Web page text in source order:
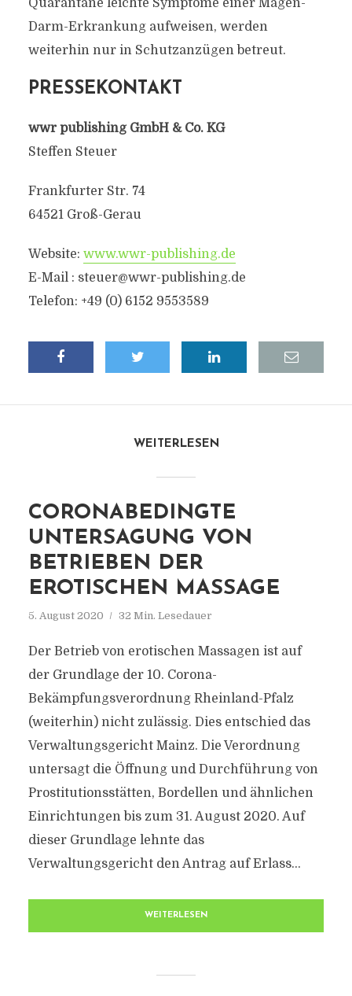
Quarantäne leichte Symptome einer Magen-
Darm-Erkrankung aufweisen, werden
weiterhin nur in Schutzanzügen betreut.
PRESSEKONTAKT
wwr publishing GmbH & Co. KG
Steffen Steuer
Frankfurter Str. 74
64521 Groß-Gerau
Website: www.wwr-publishing.de
E-Mail : steuer@wwr-publishing.de
Telefon: +49 (0) 6152 9553589
WEITERLESEN
CORONABEDINGTE
UNTERSAGUNG VON
BETRIEBEN DER
EROTISCHEN MASSAGE
5. August 2020 32 Min. Lesedauer
Der Betrieb von erotischen Massagen ist auf
der Grundlage der 10. Corona-
Bekämpfungsverordnung Rheinland-Pfalz
(weiterhin) nicht zulässig. Dies entschied das
Verwaltungsgericht Mainz. Die Verordnung
untersagt die Öffnung und Durchführung von
Prostitutionsstätten, Bordellen und ähnlichen
Einrichtungen bis zum 31. August 2020. Auf
dieser Grundlage lehnte das
Verwaltungsgericht den Antrag auf Erlass...
WEITERLESEN